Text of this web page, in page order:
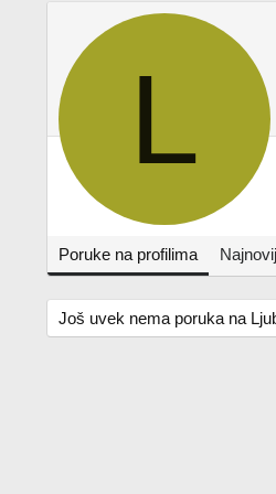
L
Poruke na profilima
Još uvek nema poruka na